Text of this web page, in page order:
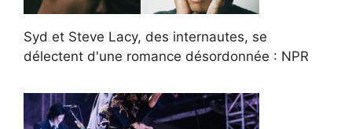
Syd et Steve Lacy, des internautes, se
délectent d'une romance désordonnée : NPR